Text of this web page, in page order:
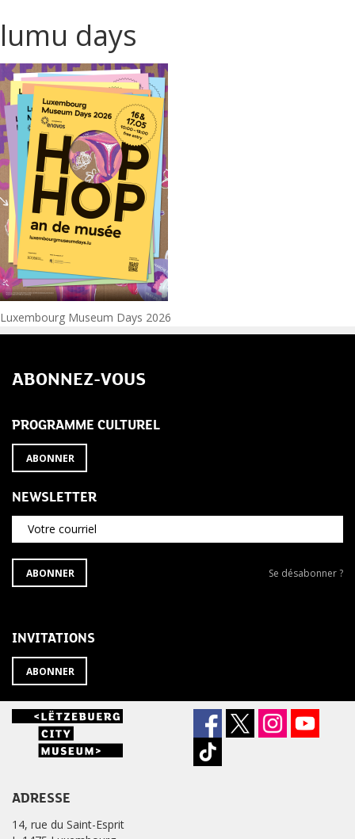
lumu days
Navigation
l’article
Luxembourg Museum Days 2026
ABONNEZ-VOUS
PROGRAMME CULTUREL
ABONNER
NEWSLETTER
Votre courriel
S'ABONNER
À
ABONNER
Se
Se désabonner ?
INVITATIONS
ABONNER
ADRESSE
14, rue du Saint-Esprit